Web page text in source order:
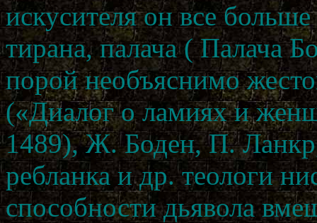
искусителя он все
тирана, палача ( Палача
порой необъяснимо
(«Диалог о ламиях и
1489), Ж. Боден, П.
ребланка и др. теологи
способности дьявола